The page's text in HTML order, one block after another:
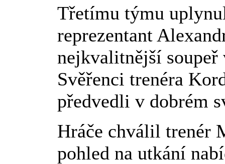
Třetímu týmu
reprezentant
nejkvalitnější soupeř
Svěřenci trenéra
předvedli v dobrém
Hráče chválil trenér
pohled na utkání